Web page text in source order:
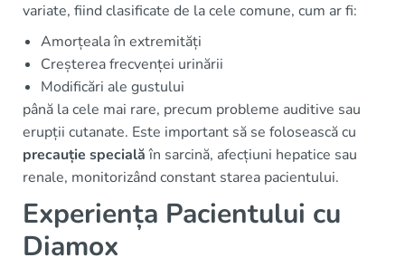
variate, fiind clasificate de la cele comune, cum ar fi:
Amorțeala în extremități
Creșterea frecvenței urinării
Modificări ale gustului
până la cele mai rare, precum probleme auditive sau
erupții cutanate. Este important să se folosească cu
precauție specialăîn sarcină, afecțiuni hepatice sau
renale, monitorizând constant starea pacientului.
Experiența Pacientului cu
Diamox